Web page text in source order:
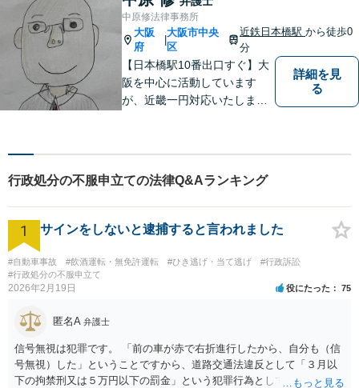
す。【休日相談可】【今福鶴
見駅2分】
中原修法律事務所
大阪
府
|
大阪市中央
区
近鉄日本橋駅から徒歩0
分
【日本橋駅10番出口すぐ】大
阪を中心に活動しています
が、近畿一円対応いたしま
トラブルから、刑事・詐欺、
問題のご相談を承ります。小
さな悩み事でもお気軽にお問
合わせください。
詳細を見
る
行政処分の不服申立ての法律Q&Aランキング
1 サインをしないと逮捕すると言われました
#自動車事故 #飲酒運転・無免許運転 #ひき逃げ・当て逃げ
#行政訴訟
#行政処分の不服申立て
2026年2月19日 役にたった 75
匿名A 弁護士
信号無視は犯罪です。 「前の車が赤で右折進行したから、自分も（信
号無視）した」ということですから、道路交通法違反として「３月以
下の拘禁刑又は５万円以下の罰金」という犯罪行為として処罰される